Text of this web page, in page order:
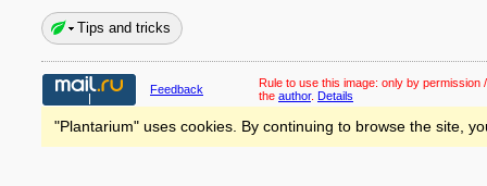
Tips and tricks
Feedback Rule to use this image: only by permission
the author. Details
"Plantarium" uses cookies. By continuing to browse the site,